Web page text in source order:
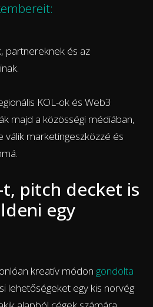
partnereknek és az
KOL-ok és Web3
majd a közösségi médiában,
válik marketingeszközzé és
t, pitch decket is
egy
kreatív módon gondolta
lehetőségeket egy kis norvég